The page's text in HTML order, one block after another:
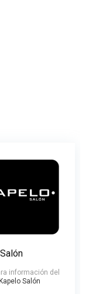
información del
Kapelo Salón